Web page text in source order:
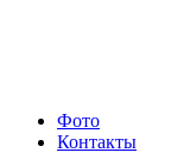
Фото
Контакты